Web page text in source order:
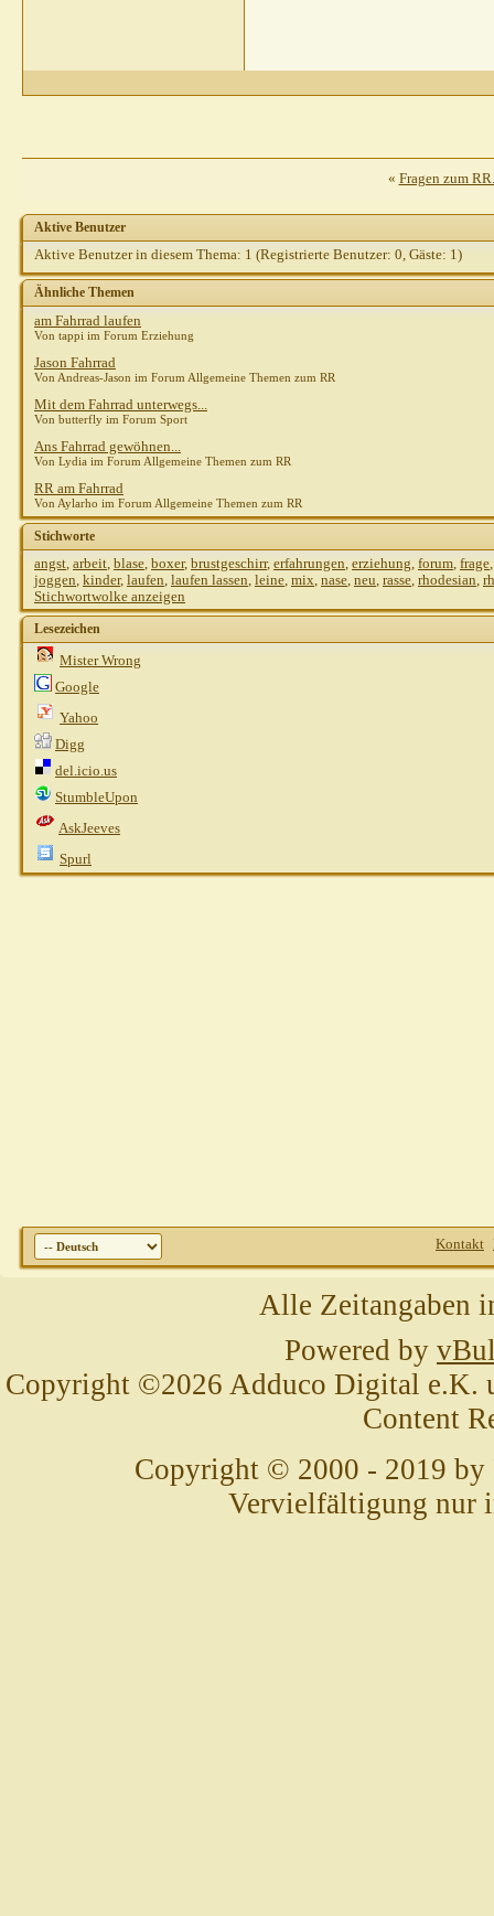
« Fragen zum
Aktive Benutzer
Aktive Benutzer in diesem Thema: 1 (Registrierte Benutzer: 0, Gäste: 1)
Ähnliche Themen
am Fahrrad laufen
Von tappi im Forum Erziehung
Jason Fahrrad
Von Andreas-Jason im Forum Allgemeine Themen zum RR
Mit dem Fahrrad unterwegs...
Von butterfly im Forum Sport
Ans Fahrrad gewöhnen...
Von Lydia im Forum Allgemeine Themen zum RR
RR am Fahrrad
Von Aylarho im Forum Allgemeine Themen zum RR
Stichworte
angst, arbeit, blase, boxer, brustgeschirr, erfahrungen, erziehung, forum, frage
joggen, kinder, laufen, laufen lassen, leine, mix, nase, neu, rasse, rhodesian,
Stichwortwolke anzeigen
Lesezeichen
Mister Wrong
Google
Yahoo
Digg
del.icio.us
StumbleUpon
AskJeeves
Spurl
Kontakt
Alle Zeitangaben
Powered by
Copyright ©2026 Adduco Digital e.K.
Content
Copyright © 2000 - 2019 by
Vervielfältigung nur